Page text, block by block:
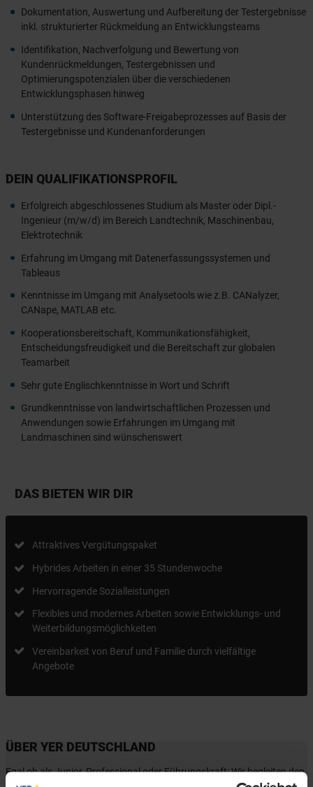
Dokumentation, Auswertung und Aufbereitung der Testergebnisse
inkl. strukturierter Rückmeldung an Entwicklungsteams
Identifikation, Nachverfolgung und Bewertung von
Kundenrückmeldungen, Testergebnissen und
Optimierungspotenzialen über die verschiedenen
Entwicklungsphasen hinweg
Unterstützung des Software-Freigabeprozesses auf Basis der
Testergebnisse und Kundenanforderungen
DEIN QUALIFIKATIONSPROFIL
Erfolgreich abgeschlossenes Studium als Master oder Dipl.-
Ingenieur (m/w/d) im Bereich Landtechnik, Maschinenbau,
Elektrotechnik
Erfahrung im Umgang mit Datenerfassungssystemen und
Tableaus
Kenntnisse im Umgang mit Analysetools wie z.B. CANalyzer,
CANape, MATLAB etc.
Kooperationsbereitschaft, Kommunikationsfähigkeit,
Entscheidungsfreudigkeit und die Bereitschaft zur globalen
Teamarbeit
Sehr gute Englischkenntnisse in Wort und Schrift
Grundkenntnisse von landwirtschaftlichen Prozessen und
Anwendungen sowie Erfahrungen im Umgang mit
Landmaschinen sind wünschenswert
DAS BIETEN WIR DIR
Attraktives Vergütungspaket
Hybrides Arbeiten in einer 35 Stundenwoche
Hervorragende Sozialleistungen
Flexibles und modernes Arbeiten sowie Entwicklungs- und
Weiterbildungsmöglichkeiten
Vereinbarkeit von Beruf und Familie durch vielfältige
Angebote
ÜBER YER DEUTSCHLAND
Egal ob als Junior, Professional oder Führungskraft: Wir begleiten den